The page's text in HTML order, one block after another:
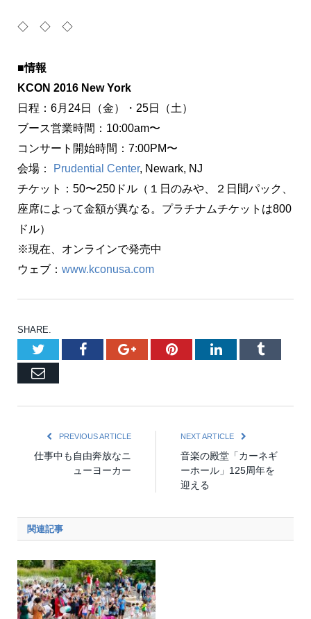
◇ ◇ ◇
■情報
KCON 2016 New York
日程：6月24日（金）・25日（土）
ブース営業時間：10:00am〜
コンサート開始時間：7:00PM〜
会場：
Prudential Center, Newark, NJ
チケット：50〜250ドル（１日のみや、２日間パック、
座席によって金額が異なる。プラチナムチケットは800
ドル）
※現在、オンラインで発売中
ウェブ： www.kconusa.com
SHARE.
TwitterFacebookGoogle+PinterestLinkedInTumblr
Email
PREVIOUS ARTICLE
仕事中も自由奔放なニ
ューヨーカー
NEXT ARTICLE
音楽の殿堂「カーネギ
ーホール」125周年を
迎える
関連記事